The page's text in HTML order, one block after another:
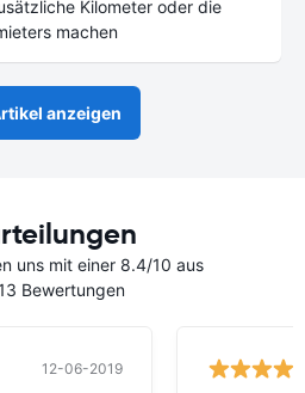
Kilometer oder die
machen
anzeigen
uns mit einer 8.4/10 aus
Bewertungen
12-06-2019